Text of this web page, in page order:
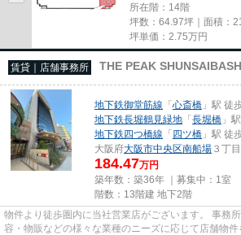
所在階：14階
坪数：64.97坪｜面積：
坪単価： 2.75万円
賃貸｜店舗事務所 THE PEAK
地下鉄御堂筋線 「心斎橋 」駅 徒
地下鉄長堀鶴見緑地 「長堀橋 」
地下鉄四つ橋線 「四ツ橋 」駅 徒
大阪府大阪市中央区南船場 ３丁
184.47万円
築年数：築36年 ｜募集中： 1室
階数：13階建 地下2階
物件より徒歩圏内に当社営業店がございます。 事務
容・物販などの様々な業種のニーズに応じて店舗物件